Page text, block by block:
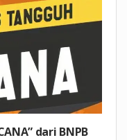
dari BNPB